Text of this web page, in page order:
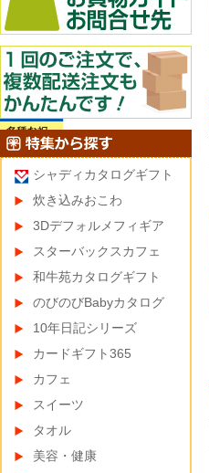
シャディカタログギフト
炊き込みおこわ
3Dデフォルメフィギア
スターバックスカフェ
和牛苑カタログギフト
のびのびBabyカタログ
10年日記シリーズ
カードギフト365
カフェ
スイーツ
タオル
美容・健康